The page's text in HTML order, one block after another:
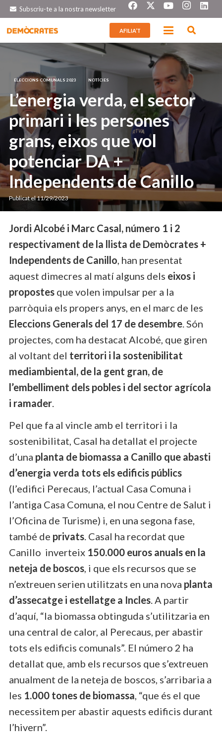
Subscriu-te a la nostra newsletter
AFILIA’T
ELECCIONS COMUNALS 2023 NOTÍCIES
L’energia verda, el sector
primari i les persones
grans, eixos que vol
potenciar DA +
Independents de Canillo
Publicat el11/29/2023
Jordi Alcobé i Marc Casal, número 1 i 2
respectivament de la llista de Demòcrates +
Independents de Canillo, han presentat
aquest dimecres al matí alguns dels eixos i
propostes que volen impulsar per a la
parròquia els propers anys, en el marc de les
Eleccions Generals del 17 de desembre. Són
projectes, com ha destacat Alcobé, que giren
al voltant del territori i la sostenibilitat
mediambiental, de la gent gran, de
l’embelliment dels pobles i del sector agrícola
i ramader.
Pel que fa al vincle amb el territori i la
sostenibilitat, Casal ha detallat el projecte
d’una planta de biomassa a Canillo que abasti
d’energia verda tots els edificis públics
(l’edifici Perecaus, l’actual Casa Comuna i
l’antiga Casa Comuna, el nou Centre de Salut i
l’Oficina de Turisme) i, en una segona fase,
també de privats. Casal ha recordat que
Canillo inverteix 150.000 euros anuals en la
neteja de boscos, i que els recursos que se
n’extreuen serien utilitzats en una nova planta
d’assecatge i estellatge a Incles. A partir
d’aquí, “la biomassa obtinguda s’utilitzaria en
una central de calor, al Perecaus, per abastir
tots els edificis comunals”. El número 2 ha
detallat que, amb els recursos que s’extreuen
anualment de la neteja de boscos, s’arribaria a
les 1.000 tones de biomassa, “que és el que
necessitem per abastir aquests edificis durant
l’hivern”.